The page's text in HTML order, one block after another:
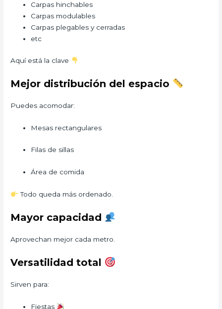
Carpas hinchables
Carpas modulables
Carpas plegables y cerradas
etc
Aquí está la clave
Mejor distribución del espacio
Puedes acomodar:
Mesas rectangulares
Filas de sillas
Área de comida
Todo queda más ordenado.
Mayor capacidad
Aprovechan mejor cada metro.
Versatilidad total
Sirven para:
Fiestas